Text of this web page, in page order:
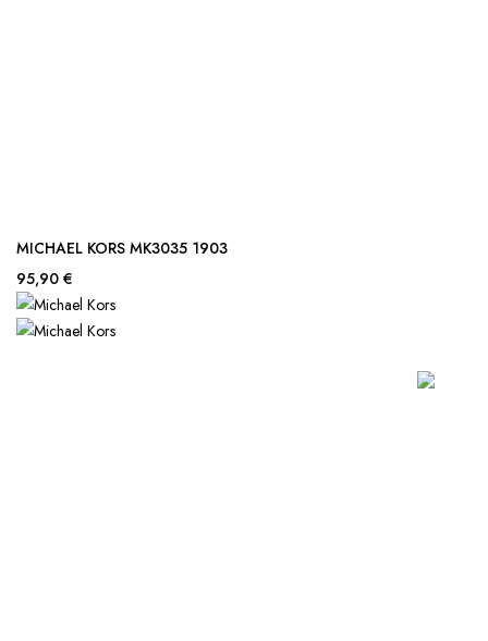
MICHAEL KORS MK3035 1903
95,90 €